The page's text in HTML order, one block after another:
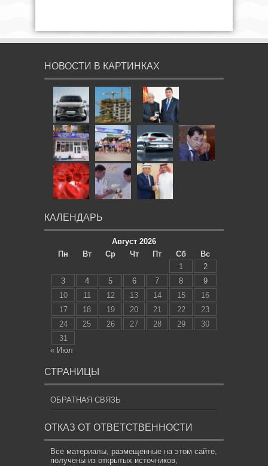
НОВОСТИ В КАРТИНКАХ
КАЛЕНДАРЬ
Август 2026
Пн
Вт Ср Чт Пт Сб
Вс
1
2
3
4 5 6 7 8
9
10
11 12 13 14 15
16
17
18 19 20 21 22
23
24
25 26 27 28 29
30
31
« Июл
СТРАНИЦЫ
ОБРАТНАЯ СВЯЗЬ
ОТКАЗ ОТ ОТВЕТСТВЕННОСТИ
Все материалы, размещенные на этом сайте,
получены из открытых источников,